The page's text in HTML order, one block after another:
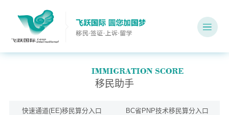
移民助手
快速通道(EE)移民算分入口 BC省PNP技术移民算分入口